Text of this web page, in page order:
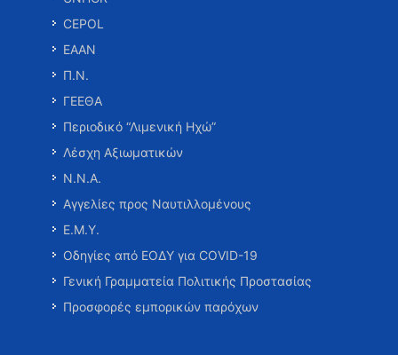
CEPOL
ΕΑΑΝ
Π.Ν.
ΓΕΕΘΑ
Περιοδικό “Λιμενική Ηχώ”
Λέσχη Αξιωματικών
Ν.Ν.Α.
Αγγελίες προς Ναυτιλλομένους
Ε.Μ.Υ.
Οδηγίες από ΕΟΔΥ για COVID-19
Γενική Γραμματεία Πολιτικής Προστασίας
Προσφορές εμπορικών παρόχων